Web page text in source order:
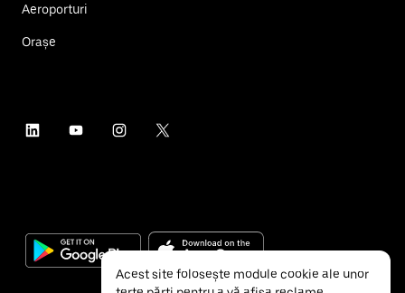
Aeroporturi
Orașe
Acest site folosește module cookie ale unor